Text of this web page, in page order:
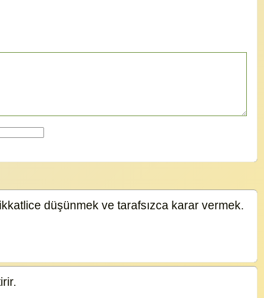
düşünmek ve tarafsızca karar vermek.